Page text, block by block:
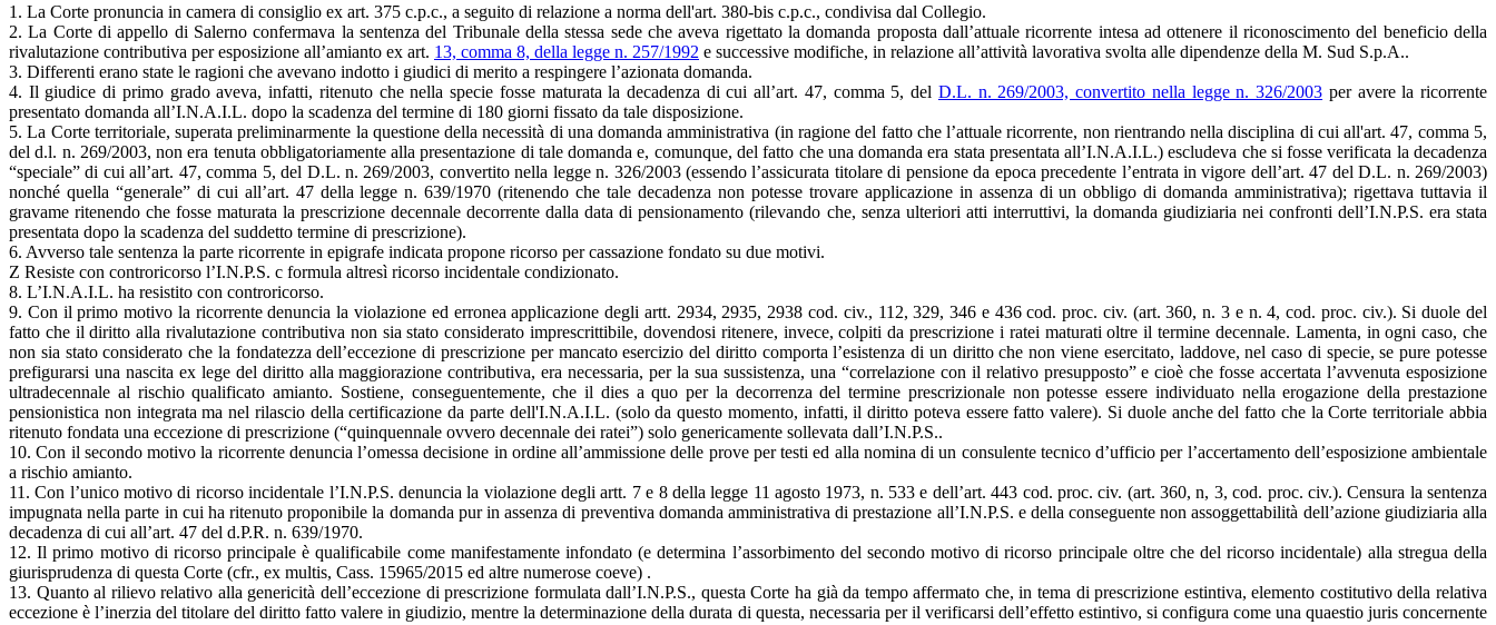
1. La Corte pronuncia in camera di consiglio ex art. 375 c.p.c., a seguito di relazione a norma dell'art. 380-bis c.p.c., condivisa dal Collegio.
2. La Corte di appello di Salerno confermava la sentenza del Tribunale della stessa sede che aveva rigettato la domanda proposta dall’attuale ricorrente intesa ad ottenere il riconoscimento del beneficio della
rivalutazione contributiva per esposizione all’amianto ex art. 13, comma 8, della legge n. 257/1992 e successive modifiche, in relazione all’attività lavorativa svolta alle dipendenze della M. Sud S.p.A..
3. Differenti erano state le ragioni che avevano indotto i giudici di merito a respingere l’azionata domanda.
4. Il giudice di primo grado aveva, infatti, ritenuto che nella specie fosse maturata la decadenza di cui all’art. 47, comma 5, del D.L. n. 269/2003, convertito nella legge n. 326/2003 per avere la ricorrente
presentato domanda all’I.N.A.I.L. dopo la scadenza del termine di 180 giorni fissato da tale disposizione.
5. La Corte territoriale, superata preliminarmente la questione della necessità di una domanda amministrativa (in ragione del fatto che l’attuale ricorrente, non rientrando nella disciplina di cui all'art. 47, comma 5,
del d.l. n. 269/2003, non era tenuta obbligatoriamente alla presentazione di tale domanda e, comunque, del fatto che una domanda era stata presentata all’I.N.A.I.L.) escludeva che si fosse verificata la decadenza
“speciale” di cui all’art. 47, comma 5, del D.L. n. 269/2003, convertito nella legge n. 326/2003 (essendo l’assicurata titolare di pensione da epoca precedente l’entrata in vigore dell’art. 47 del D.L. n. 269/2003)
nonché quella “generale” di cui all’art. 47 della legge n. 639/1970 (ritenendo che tale decadenza non potesse trovare applicazione in assenza di un obbligo di domanda amministrativa); rigettava tuttavia il
gravame ritenendo che fosse maturata la prescrizione decennale decorrente dalla data di pensionamento (rilevando che, senza ulteriori atti interruttivi, la domanda giudiziaria nei confronti dell’I.N.P.S. era stata
presentata dopo la scadenza del suddetto termine di prescrizione).
6. Avverso tale sentenza la parte ricorrente in epigrafe indicata propone ricorso per cassazione fondato su due motivi.
Z Resiste con controricorso l’I.N.P.S. c formula altresì ricorso incidentale condizionato.
8. L’I.N.A.I.L. ha resistito con controricorso.
9. Con il primo motivo la ricorrente denuncia la violazione ed erronea applicazione degli artt. 2934, 2935, 2938 cod. civ., 112, 329, 346 e 436 cod. proc. civ. (art. 360, n. 3 e n. 4, cod. proc. civ.). Si duole del
fatto che il diritto alla rivalutazione contributiva non sia stato considerato imprescrittibile, dovendosi ritenere, invece, colpiti da prescrizione i ratei maturati oltre il termine decennale. Lamenta, in ogni caso, che
non sia stato considerato che la fondatezza dell’eccezione di prescrizione per mancato esercizio del diritto comporta l’esistenza di un diritto che non viene esercitato, laddove, nel caso di specie, se pure potesse
prefigurarsi una nascita ex lege del diritto alla maggiorazione contributiva, era necessaria, per la sua sussistenza, una “correlazione con il relativo presupposto” e cioè che fosse accertata l’avvenuta esposizione
ultradecennale al rischio qualificato amianto. Sostiene, conseguentemente, che il dies a quo per la decorrenza del termine prescrizionale non potesse essere individuato nella erogazione della prestazione
pensionistica non integrata ma nel rilascio della certificazione da parte dell'I.N.A.I.L. (solo da questo momento, infatti, il diritto poteva essere fatto valere). Si duole anche del fatto che la Corte territoriale abbia
ritenuto fondata una eccezione di prescrizione (“quinquennale ovvero decennale dei ratei”) solo genericamente sollevata dall’I.N.P.S..
10. Con il secondo motivo la ricorrente denuncia l’omessa decisione in ordine all’ammissione delle prove per testi ed alla nomina di un consulente tecnico d’ufficio per l’accertamento dell’esposizione ambientale
a rischio amianto.
11. Con l’unico motivo di ricorso incidentale l’I.N.P.S. denuncia la violazione degli artt. 7 e 8 della legge 11 agosto 1973, n. 533 e dell’art. 443 cod. proc. civ. (art. 360, n, 3, cod. proc. civ.). Censura la sentenza
impugnata nella parte in cui ha ritenuto proponibile la domanda pur in assenza di preventiva domanda amministrativa di prestazione all’I.N.P.S. e della conseguente non assoggettabilità dell’azione giudiziaria alla
decadenza di cui all’art. 47 del d.P.R. n. 639/1970.
12. Il primo motivo di ricorso principale è qualificabile come manifestamente infondato (e determina l’assorbimento del secondo motivo di ricorso principale oltre che del ricorso incidentale) alla stregua della
giurisprudenza di questa Corte (cfr., ex multis, Cass. 15965/2015 ed altre numerose coeve) .
13. Quanto al rilievo relativo alla genericità dell’eccezione di prescrizione formulata dall’I.N.P.S., questa Corte ha già da tempo affermato che, in tema di prescrizione estintiva, elemento costitutivo della relativa
eccezione è l’inerzia del titolare del diritto fatto valere in giudizio, mentre la determinazione della durata di questa, necessaria per il verificarsi dell’effetto estintivo, si configura come una quaestio juris concernente